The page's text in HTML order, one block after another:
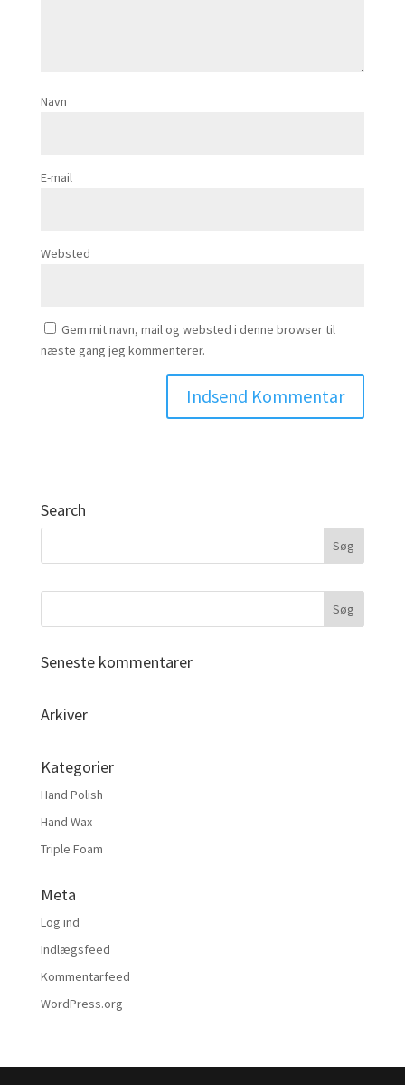
Navn
E-mail
Websted
Gem mit navn, mail og websted i denne browser til
næste gang jeg kommenterer.
Search
Seneste kommentarer
Arkiver
Kategorier
Hand Polish
Hand Wax
Triple Foam
Meta
Log ind
Indlægsfeed
Kommentarfeed
WordPress.org